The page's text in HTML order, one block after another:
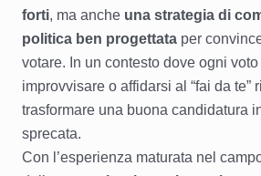
forti, ma anche una strategia di
politica ben progettata per
votare. In un contesto dove ogni voto
improvvisare o affidarsi al “fai da te”
trasformare una buona candidatura
sprecata.
Con l’esperienza maturata nel